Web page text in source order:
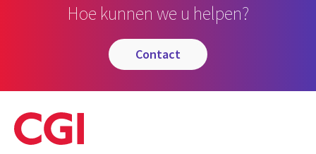
Hoe kunnen we u helpen?
contact